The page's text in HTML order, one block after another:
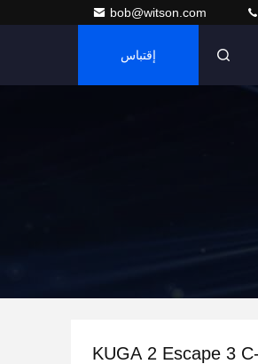
bob@witson.com
إقتباس
شاشة 9 "/10.1" لشركة فورد KUGA 2 Escape 3 C-